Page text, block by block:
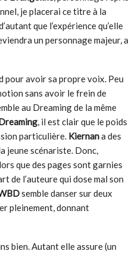
je placerai ce titre à la
que l’expérience qu’elle
un personnage majeur, a
pour avoir sa propre voix. Peu
sans avoir le frein de
au Dreaming de la même
, il est clair que le poids
particulière. Kiernana des
jeune scénariste. Donc,
que des pages sont garnies
de l’auteure qui dose mal son
semble danser sur deux
pleinement, donnant
bien. Autant elle assure (un